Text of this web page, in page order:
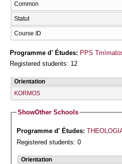
Common
Statut
Course ID
Programme d' Études: PPS
Registered students: 12
Orientation
KORMOS
ShowOther Schools
Programme d' Études:
Registered students: 0
Orientation